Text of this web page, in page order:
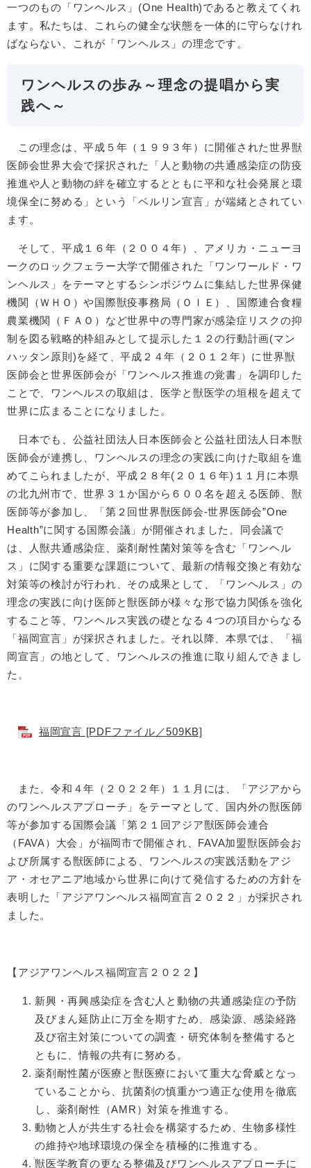
一つのもの「ワンヘルス」(One Health)であると教えてくれ
ます。私たちは、これらの健全な状態を一体的に守らなけれ
ばならない、これが「ワンヘルス」の理念です。
ワンヘルスの歩み～理念の提唱から実
践へ～
この理念は、平成５年（１９９３年）に開催された世界獣
医師会世界大会で採択された「人と動物の共通感染症の防疫
推進や人と動物の絆を確立するとともに平和な社会発展と環
境保全に努める」という「ベルリン宣言」が端緒とされてい
ます。
そして、平成１６年（２００４年）、アメリカ・ニューヨ
ークのロックフェラー大学で開催された「ワンワールド・ワ
ンヘルス」をテーマとするシンポジウムに集結した世界保健
機関（ＷＨＯ）や国際獣疫事務局（ＯＩＥ）、国際連合食糧
農業機関（ＦＡＯ）など世界中の専門家が感染症リスクの抑
制を図る戦略的枠組みとして提示した１２の行動計画(マン
ハッタン原則)を経て、平成２４年（２０１２年）に世界獣
医師会と世界医師会が「ワンヘルス推進の覚書」を調印した
ことで、ワンヘルスの取組は、医学と獣医学の垣根を超えて
世界に広まることになりました。
日本でも、公益社団法人日本医師会と公益社団法人日本獣
医師会が連携し、ワンヘルスの理念の実践に向けた取組を進
めてこられましたが、平成２８年(２０１６年)１１月に本県
の北九州市で、世界３１か国から６００名を超える医師、獣
医師等が参加し、「第２回世界獣医師会-世界医師会”One
Health”に関する国際会議」が開催されました。同会議で
は、人獣共通感染症、薬剤耐性菌対策等を含む「ワンヘル
ス」に関する重要な課題について、最新の情報交換と有効な
対策等の検討が行われ、その成果として、「ワンヘルス」の
理念の実践に向け医師と獣医師が様々な形で協力関係を強化
すること等、ワンヘルス実践の礎となる４つの項目からなる
「福岡宣言」が採択されました。それ以降、本県では、「福
岡宣言」の地として、ワンへルスの推進に取り組んできまし
た。
福岡宣言 [PDFファイル／509KB]
また、令和４年（２０２２年）１１月には、「アジアから
のワンヘルスアプローチ」をテーマとして、国内外の獣医師
等が参加する国際会議「第２１回アジア獣医師会連合
（FAVA）大会」が福岡市で開催され、FAVA加盟獣医師会お
よび所属する獣医師による、ワンヘルスの実践活動をアジ
ア・オセアニア地域から世界に向けて発信するための方針を
表明した「アジアワンヘルス福岡宣言２０２２」が採択され
ました。
【アジアワンヘルス福岡宣言２０２２】
新興・再興感染症を含む人と動物の共通感染症の予防
及びまん延防止に万全を期すため、感染源、感染経路
及び宿主対策についての調査・研究体制を整備すると
ともに、情報の共有に努める。
薬剤耐性菌が医療と獣医療において重大な脅威となっ
ていることから、抗菌剤の慎重かつ適正な使用を徹底
し、薬剤耐性（AMR）対策を推進する。
動物と人が共生する社会を構築するため、生物多様性
の維持や地球環境の保全を積極的に推進する。
獣医学教育の更なる整備及びワンヘルスアプローチに